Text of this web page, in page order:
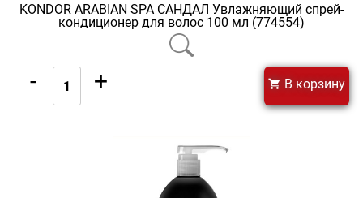
KONDOR ARABIAN SPA САНДАЛ Увлажняющий спрей-
кондиционер для волос 100 мл (774554)
- + В корзину